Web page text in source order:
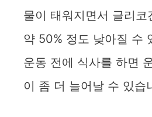
물이 태워지면서 글리코
약 50% 정도 낮아질 수
운동 전에 식사를 하면
이 좀 더 늘어날 수 있습